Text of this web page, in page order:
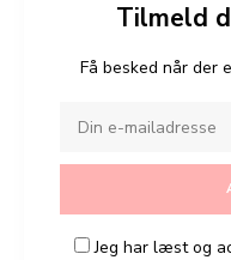
Tilmeld
Få besked når der
Jeg har læst og